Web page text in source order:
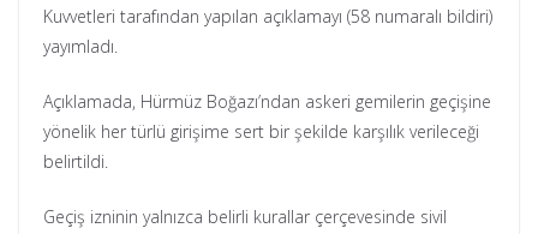
Kuvvetleri tarafından yapılan açıklamayı (58 numaralı bildiri)
yayımladı.
Açıklamada, Hürmüz Boğazı’ndan askeri gemilerin geçişine
yönelik her türlü girişime sert bir şekilde karşılık verileceği
belirtildi.
Geçiş izninin yalnızca belirli kurallar çerçevesinde sivil